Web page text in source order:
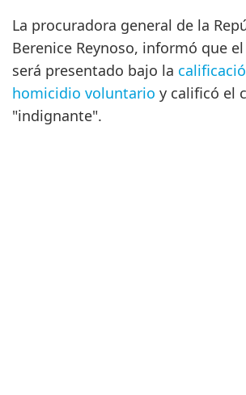
La procuradora general de la
Berenice Reynoso, informó que
será presentado bajo la
homicidio voluntario y calificó el
"indignante".